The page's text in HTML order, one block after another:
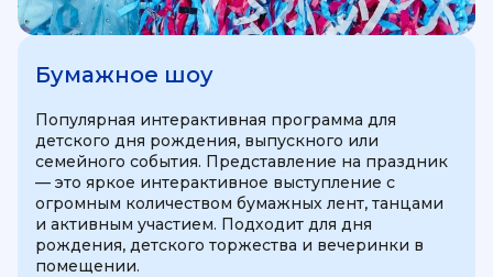
Бумажное шоу
Популярная интерактивная программа для
детского дня рождения, выпускного или
семейного события. Представление на праздник
— это яркое интерактивное выступление с
огромным количеством бумажных лент, танцами
и активным участием. Подходит для дня
рождения, детского торжества и вечеринки в
помещении.